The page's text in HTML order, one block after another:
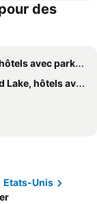
des
avec parking
hôtels avec parking
Etats-Unis